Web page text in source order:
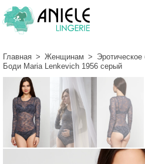
Главная > Женщинам > Эротическое
Боди Maria Lenkeviсh 1956 серый